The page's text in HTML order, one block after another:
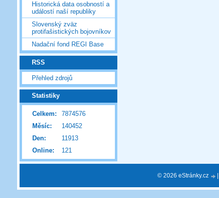
Historická data osobností a
událostí naší republiky
Slovenský zväz
protifašistických bojovníkov
Nadační fond REGI Base
RSS
Přehled zdrojů
Statistiky
Online: 121
Celkem:
7874576
Měsíc:
140452
Den:
11913
© 2026 eStránky.cz